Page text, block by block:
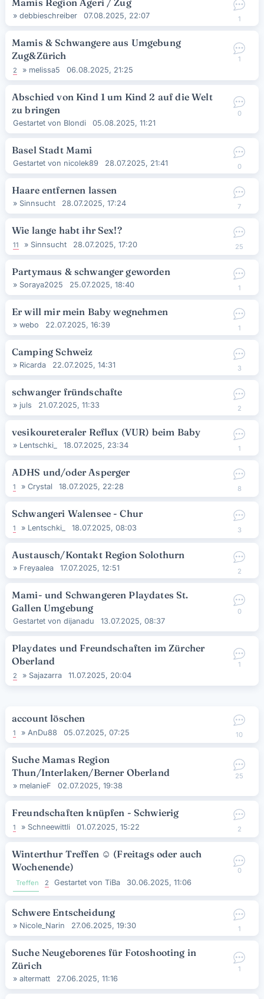
1
Mamis Region Ägeri / Zug
» debbieschreiber 07.08.2025, 22:07
1
Mamis & Schwangere aus Umgebung
Zug&Zürich
2 » melissa5 06.08.2025, 21:25
0
Abschied von Kind 1 um Kind 2 auf die Welt
zu bringen
Gestartet von Blondi 05.08.2025, 11:21
0
Basel Stadt Mami
Gestartet von nicolek89 28.07.2025, 21:41
7
Haare entfernen lassen
» Sinnsucht 28.07.2025, 17:24
25
Wie lange habt ihr Sex!?
11 » Sinnsucht 28.07.2025, 17:20
1
Partymaus & schwanger geworden
» Soraya2025 25.07.2025, 18:40
1
Er will mir mein Baby wegnehmen
» webo 22.07.2025, 16:39
3
Camping Schweiz
» Ricarda 22.07.2025, 14:31
2
schwanger fründschafte
» juls 21.07.2025, 11:33
1
vesikoureteraler Reflux (VUR) beim Baby
» Lentschki_ 18.07.2025, 23:34
8
ADHS und/oder Asperger
1 » Crystal 18.07.2025, 22:28
3
Schwangeri Walensee - Chur
1 » Lentschki_ 18.07.2025, 08:03
2
Austausch/Kontakt Region Solothurn
» Freyaalea 17.07.2025, 12:51
0
Mami- und Schwangeren Playdates St.
Gallen Umgebung
Gestartet von dijanadu 13.07.2025, 08:37
1
Playdates und Freundschaften im Zürcher
Oberland
2 » Sajazarra 11.07.2025, 20:04
10
account löschen
1 » AnDu88 05.07.2025, 07:25
25
Suche Mamas Region
Thun/Interlaken/Berner Oberland
» melanieF 02.07.2025, 19:38
2
Freundschaften knüpfen - Schwierig
1 » Schneewittli 01.07.2025, 15:22
0
Winterthur Treffen ☺ (Freitags oder auch
Wochenende)
Treffen 2 Gestartet von TiBa 30.06.2025, 11:06
1
Schwere Entscheidung
» Nicole_Narin 27.06.2025, 19:30
1
Suche Neugeborenes für Fotoshooting in
Zürich
» altermatt 27.06.2025, 11:16